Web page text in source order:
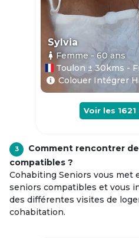
Sylvia
Femme - 60ans
Toulon ± 30kms -
Colouer Intégrer
Voir les 1621
3
Comment rencontrer
compatibles ?
Cohabiting Seniors vous met
seniors compatibles et vous
des différentes visites de
cohabitation.